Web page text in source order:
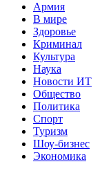
Армия
В мире
Здоровье
Криминал
Культура
Наука
Новости ИТ
Общество
Политика
Спорт
Туризм
Шоу-бизнес
Экономика